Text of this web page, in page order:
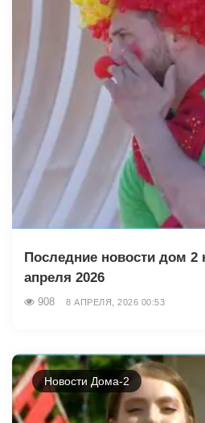
Последние новости дом 2
апреля 2026
908 8 АПРЕЛЯ, 2026 00:53
Новости Дома-2